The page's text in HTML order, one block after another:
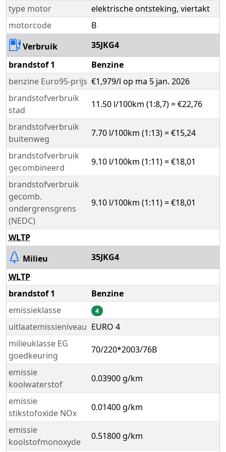
type motor
elektrische ontsteking, viertakt
motorcode
B
Verbruik
35JKG4
brandstof 1
Benzine
benzine Euro95-prijs €1,979/l op ma 5 jan. 2026
brandstofverbruik
stad
11.50 l/100km (1:8,7) = €22,76
brandstofverbruik
buitenweg
7.70 l/100km (1:13) = €15,24
brandstofverbruik
gecombineerd
9.10 l/100km (1:11) = €18,01
brandstofverbruik
gecomb.
ondergrensgrens
(NEDC)
9.10 l/100km (1:11) = €18,01
WLTP
Milieu
35JKG4
WLTP
brandstof 1
Benzine
emissieklasse
4
uitlaatemissieniveau EURO 4
milieuklasse EG
goedkeuring
70/220*2003/76B
emissie
koolwaterstof
0.03900 g/km
emissie
stikstofoxide NOx
0.01400 g/km
emissie
koolstofmonoxyde
0.51800 g/km